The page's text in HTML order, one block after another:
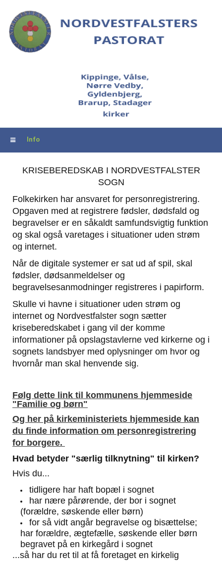
Info
KRISEBEREDSKAB I NORDVESTFALSTER
SOGN
Folkekirken har ansvaret for personregistrering.
Opgaven med at registrere fødsler, dødsfald og
begravelser er en såkaldt samfundsvigtig funktion
og skal også varetages i situationer uden strøm
og internet.
Når de digitale systemer er sat ud af spil, skal
fødsler, dødsanmeldelser og
begravelsesanmodninger registreres i papirform.
Skulle vi havne i situationer uden strøm og
internet og Nordvestfalster sogn sætter
kriseberedskabet i gang vil der komme
informationer på opslagstavlerne ved kirkerne og i
sognets landsbyer med oplysninger om hvor og
hvornår man skal henvende sig.
Følg dette link til kommunens hjemmeside
"Familie og børn"
Og her på kirkeministeriets hjemmeside kan
du finde information om personregistrering
for borgere.
Hvad betyder "særlig tilknytning" til kirken?
Hvis du...
tidligere har haft bopæl i sognet
har nære pårørende, der bor i sognet
(forældre, søskende eller børn)
for så vidt angår begravelse og bisættelse;
har forældre, ægtefælle, søskende eller børn
begravet på en kirkegård i sognet
...​så har du ret til at få foretaget en kirkelig